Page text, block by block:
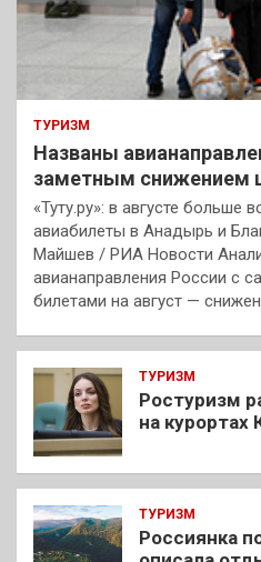
ТУРИЗМ
Названы
заметным снижением
«Туту.ру»: в августе больше
авиабилеты в Анадырь и
Майшев / РИА Новости
авианаправления России с
билетами на август —
ТУРИЗМ
Ростуризм
на курортах
ТУРИЗМ
Россиянка